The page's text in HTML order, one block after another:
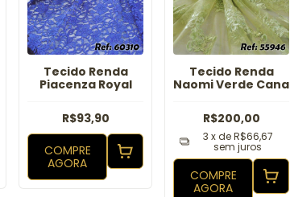
Tecido Renda
Piacenza Royal
R$93,90
COMPRE
AGORA
Tecido Renda
Naomi Verde Cana
R$200,00
3 x deR$66,67
sem juros
COMPRE
AGORA